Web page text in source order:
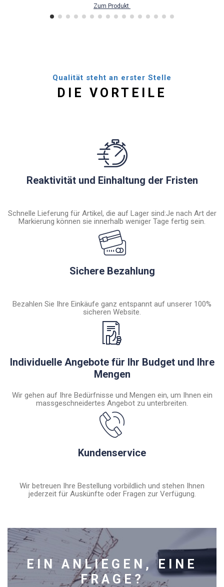
Zum Produkt
Qualität steht an erster Stelle
DIE VORTEILE
Reaktivität und Einhaltung der Fristen
Schnelle Lieferung für Artikel, die auf Lager sind:Je nach Art der
Markierung können sie innerhalb weniger Tage fertig sein.
Sichere Bezahlung
Bezahlen Sie Ihre Einkäufe ganz entspannt auf unserer 100%
sicheren Website.
Individuelle Angebote für Ihr Budget und Ihre
Mengen
Wir gehen auf Ihre Bedürfnisse und Mengen ein, um Ihnen ein
massgeschneidertes Angebot zu unterbreiten.
Kundenservice
Wir betreuen Ihre Bestellung vorbildlich und stehen Ihnen
jederzeit für Auskünfte oder Fragen zur Verfügung.
EIN ANLIEGEN, EINE
FRAGE?